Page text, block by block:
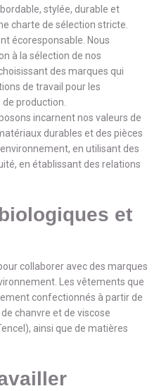
stylée, durable et
charte de sélection stricte.
écoresponsable. Nous
à la sélection de nos
des marques qui
de travail pour les
production.
incarnent nos valeurs de
durables et des pièces
en utilisant des
en établissant des relations
et
collaborer avec des marques
Les vêtements que
confectionnés à partir de
chanvre et de viscose
ainsi que de matières